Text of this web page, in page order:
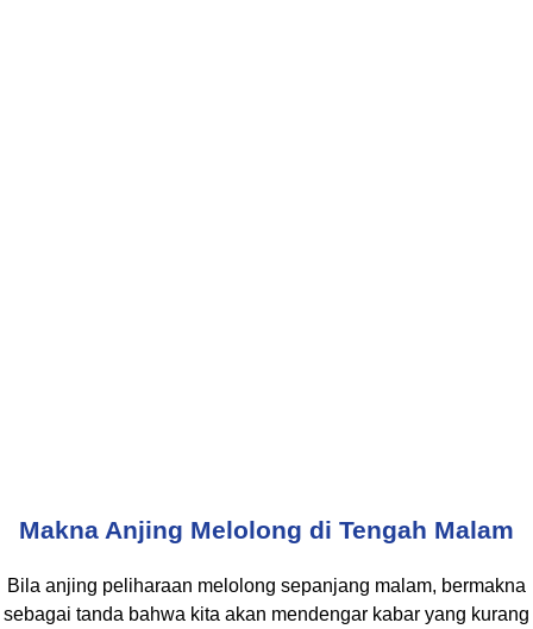
Makna Anjing Melolong di Tengah Malam
Bila anjing peliharaan melolong sepanjang malam, bermakna
sebagai tanda bahwa kita akan mendengar kabar yang kurang